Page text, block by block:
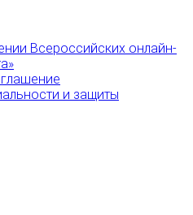
Всероссийских онлайн-
и защиты